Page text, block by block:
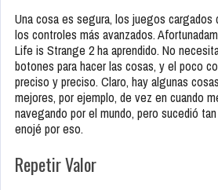
Una cosa es segura, los juegos cargados
los controles más avanzados.
Life is Strange 2 ha aprendido. No
botones para hacer las cosas, y el poco
preciso y preciso. Claro, hay algunas
mejores, por ejemplo, de vez en cuando
navegando por el mundo, pero sucedió
enojé por eso.
Repetir Valor